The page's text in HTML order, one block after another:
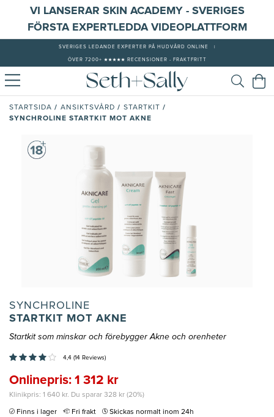
VI LANSERAR SKIN ACADEMY - SVERIGES
FÖRSTA EXPERTLEDDA VIDEOPLATTFORM
SVERIGES LEDANDE EXPERTER PÅ HUDVÅRD ONLINE
ÖVER 7200+ ★★★★★ RECENSIONER - FRAKTFRITT
STARTSIDA / ANSIKTSVÅRD / STARTKIT
/
SYNCHROLINE STARTKIT MOT AKNE
SYNCHROLINE
STARTKIT MOT AKNE
Startkit som minskar och förebygger Akne och orenheter
4,4 (14 Reviews)
Onlinepris: 1 312 kr
Klinikpris: 1 640 kr. Du sparar 328 kr (20%)
Finns i lager Fri frakt Skickas normalt inom 24h